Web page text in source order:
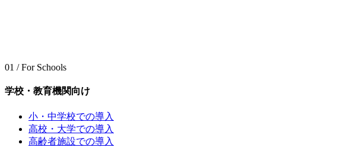
01 / For Schools
学校・教育機関向け
小・中学校での導入
高校・大学での導入
高齢者施設での導入